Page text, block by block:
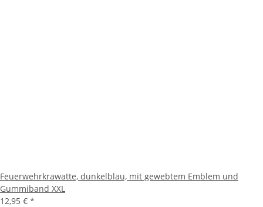
Feuerwehrkrawatte, dunkelblau, mit gewebtem Emblem und
Gummiband XXL
12,95 € *